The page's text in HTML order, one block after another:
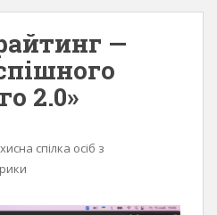
—
2.0»
спілка осіб з